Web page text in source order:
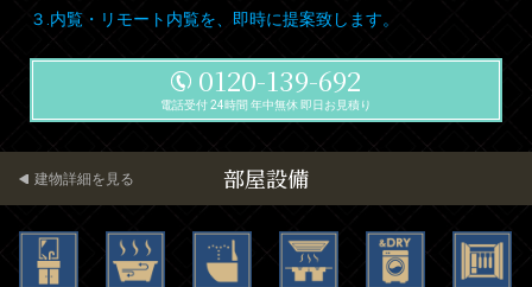
３.内覧・リモート内覧を、即時に提案致します。
0120-139-692
電話受付 24時間 年中無休 即日お見積り
部屋設備
建物詳細を見る